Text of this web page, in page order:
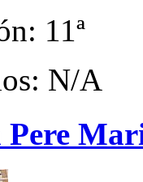
11ª
N/A
Pere